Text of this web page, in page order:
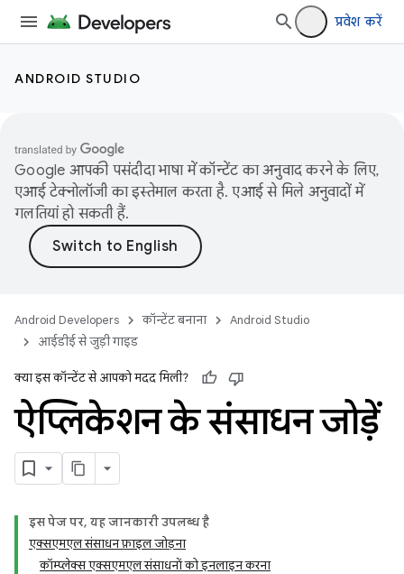
प्रवेश करें
ANDROID STUDIO
Google आपकी पसंदीदा भाषा में कॉन्टेंट का अनुवाद करने के लिए,
एआई टेक्नोलॉजी का इस्तेमाल करता है. एआई से मिले अनुवादों में
गलतियां हो सकती हैं.
Android Developers कॉन्टेंट बनाना
Android Studio
आईडीई से जुड़ी गाइड
क्या इस कॉन्टेंट से आपको मदद मिली?
ऐप्लिकेशन के संसाधन जोड़ें
इस पेज पर, यह जानकारी उपलब्ध है
एक्सएमएल संसाधन फ़ाइल जोड़ना
कॉम्प्लेक्स एक्सएमएल संसाधनों को इनलाइन करना